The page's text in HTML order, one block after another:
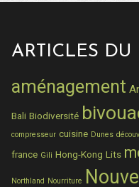
ARTICLES DU
aménagement
Bali Biodiversité
compresseur cuisine Dunes
france Gili Hong-Kong Lits
Northland Nourriture